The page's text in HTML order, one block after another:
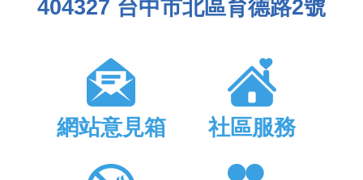
404327 台中市北區育德路2號
網站意見箱 社區服務